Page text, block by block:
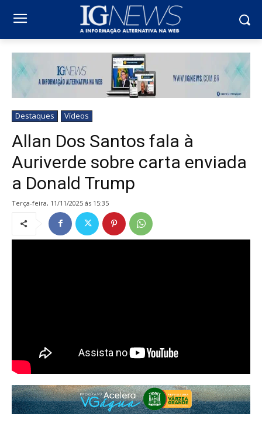
Destaques Vídeos
Allan Dos Santos fala à
Auriverde sobre carta enviada
a Donald Trump
terça-feira, 11/11/2025 ás 15:35